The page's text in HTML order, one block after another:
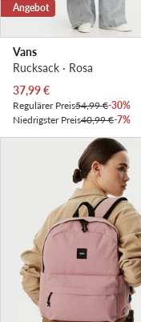
Angebot
Vans
Rucksack · Rosa
Aktueller Preis
37,99€
Regulärer Preis54,99 €-30%
Niedrigster Preis40,99 €-7%